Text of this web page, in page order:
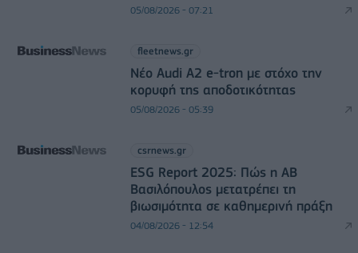
05/08/2026 - 07:21
fleetnews.gr
Νέο Audi A2 e-tron με στόχο την
κορυφή της αποδοτικότητας
05/08/2026 - 05:39
csrnews.gr
ESG Report 2025: Πώς η ΑΒ
Βασιλόπουλος μετατρέπει τη
βιωσιμότητα σε καθημερινή πράξη
04/08/2026 - 12:54